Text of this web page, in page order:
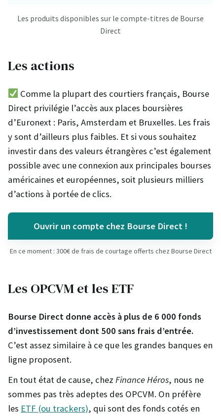
Les produits disponibles sur le compte-titres de Bourse
Direct
Les actions
Comme la plupart des courtiers français, Bourse
Direct privilégie l’accès aux places boursières
d’Euronext : Paris, Amsterdam et Bruxelles. Les frais
y sont d’ailleurs plus faibles. Et si vous souhaitez
investir dans des valeurs étrangères c’est également
possible avec une connexion aux principales bourses
américaines et européennes, soit plusieurs milliers
d’actions à portée de clics.
Ouvrir un compte chez Bourse Direct !
En ce moment : 300€ de frais de courtage offerts chez Bourse Direct
Les OPCVM et les ETF
Bourse Direct donne accès à plus de 6 000 fonds
d’investissement dont 500 sans frais d’entrée.
C’est assez similaire à ce que les grandes banques en
ligne proposent.
En tout état de cause, chez Finance Héros, nous ne
sommes pas très adeptes des OPCVM. On préfère
les ETF (ou trackers), qui sont des fonds cotés en